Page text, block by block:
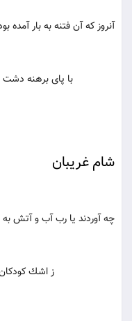
آنروز كه آن فتنه به بار آمده
با پای برهنه دشت
شام غریبان
چه آوردند یا رب آب و آتش
ز اشك